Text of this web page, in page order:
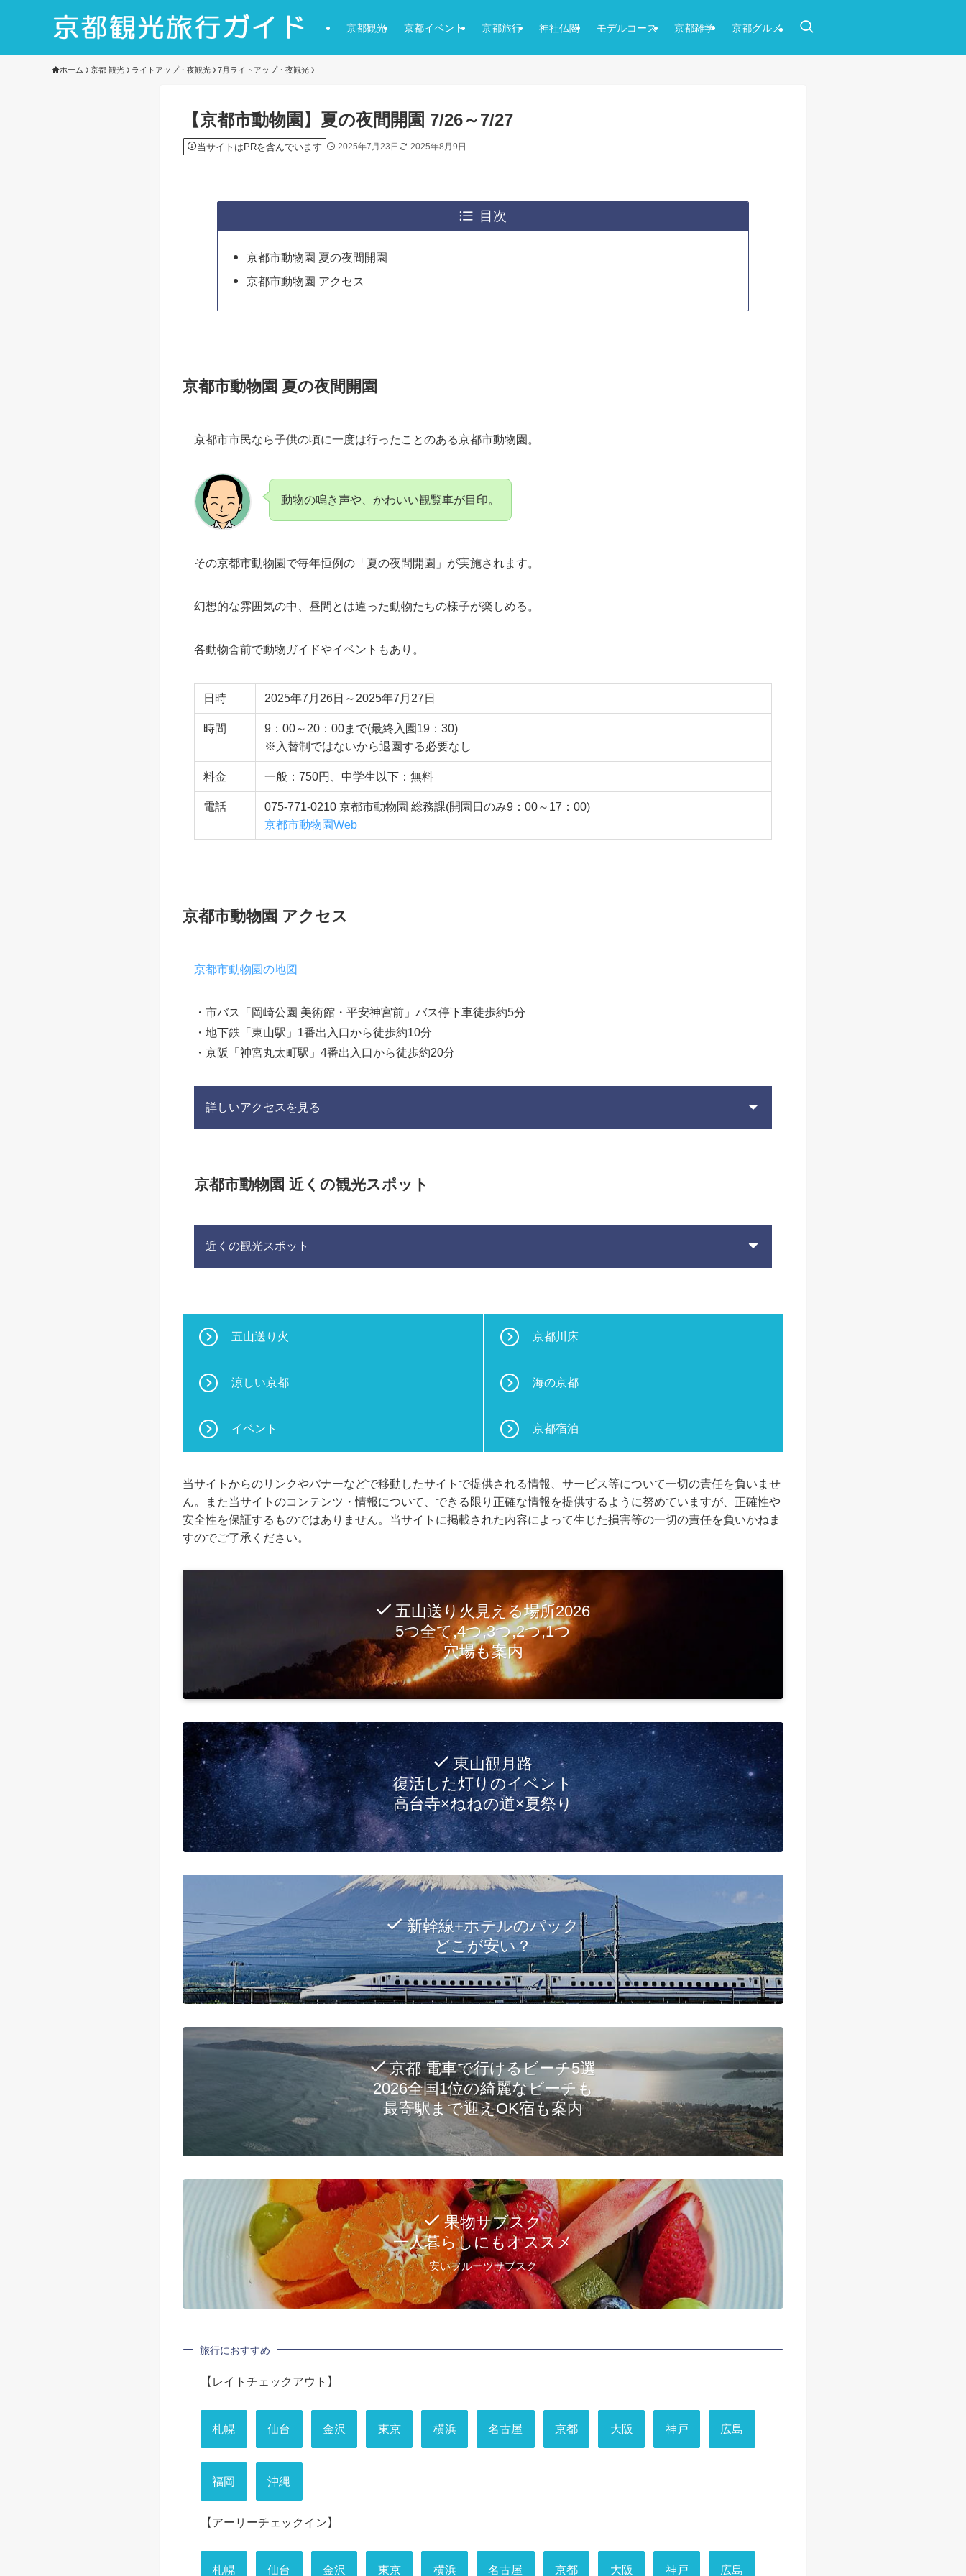
京都観光 京都イベント 京都旅行 神社仏閣 モデルコース 京都雑学 京都グルメ
ホーム 京都 観光 ライトアップ・夜観光 7月ライトアップ・夜観光
【京都市動物園】夏の夜間開園 7/26～7/27
当サイトはPRを含んでいます 2025年7月23日 2025年8月9日
目次
京都市動物園 夏の夜間開園
京都市動物園 アクセス
京都市動物園 夏の夜間開園
京都市市民なら子供の頃に一度は行ったことのある京都市動物園。
動物の鳴き声や、かわいい観覧車が目印。
その京都市動物園で毎年恒例の「夏の夜間開園」が実施されます。
幻想的な雰囲気の中、昼間とは違った動物たちの様子が楽しめる。
各動物舎前で動物ガイドやイベントもあり。
日時 2025年7月26日～2025年7月27日
時間
9：00～20：00まで(最終入園19：30)
※入替制ではないから退園する必要なし
料金 一般：750円、中学生以下：無料
電話
075-771-0210 京都市動物園 総務課(開園日のみ9：00～17：00)
京都市動物園Web
京都市動物園 アクセス
京都市動物園の地図
・市バス「岡崎公園 美術館・平安神宮前」バス停下車徒歩約5分
・地下鉄「東山駅」1番出入口から徒歩約10分
・京阪「神宮丸太町駅」4番出入口から徒歩約20分
詳しいアクセスを見る
京都市動物園 近くの観光スポット
近くの観光スポット
五山送り火 京都川床
涼しい京都 海の京都
イベント 京都宿泊
当サイトからのリンクやバナーなどで移動したサイトで提供される情報、サービス等について一切の責任を負いませ
ん。また当サイトのコンテンツ・情報について、できる限り正確な情報を提供するように努めていますが、正確性や
安全性を保証するものではありません。当サイトに掲載された内容によって生じた損害等の一切の責任を負いかねま
すのでご了承ください。
五山送り火見える場所2026
5つ全て,4つ,3つ,2つ,1つ
穴場も案内
東山観月路
復活した灯りのイベント
高台寺×ねねの道×夏祭り
新幹線+ホテルのパック
どこが安い？
京都 電車で行けるビーチ5選
2026全国1位の綺麗なビーチも
最寄駅まで迎えOK宿も案内
果物サブスク
一人暮らしにもオススメ
安いフルーツサブスク
旅行におすすめ
【レイトチェックアウト】
札幌 仙台 金沢 東京 横浜 名古屋 京都 大阪 神戸 広島
福岡 沖縄
【アーリーチェックイン】
札幌 仙台 金沢 東京 横浜 名古屋 京都 大阪 神戸 広島